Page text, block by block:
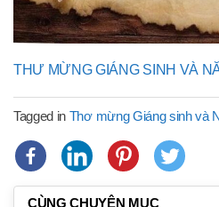
THƯ MỪNG GIÁNG SINH VÀ
Tagged in Thơ mừng Giáng sinh và
CÙNG CHUYÊN MỤC